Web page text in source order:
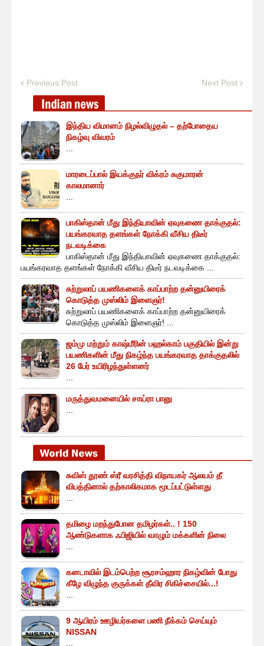
Previous Post Next Post
இந்திய விமானம் நிழல்விழுதல் – தற்போதைய
நிகழ்வு விவரம்
மாரடைப்பால் இயக்குநர் விக்ரம் சுகுமாரன்
காலமானார்
பாகிஸ்தான் மீது இந்தியாவின் ஏவுகணை தாக்குதல்:
பயங்கரவாத தளங்கள் நோக்கி வீசிய திடீர்
நடவடிக்கை
பாகிஸ்தான் மீது இந்தியாவின் ஏவுகணை தாக்குதல்:
பயங்கரவாத தளங்கள் நோக்கி வீசிய திடீர் நடவடிக்கை ...
சுற்றுலாப் பயணிகளைக் காப்பாற்ற தன்னுயிரைக்
கொடுத்த முஸ்லிம் இளைஞர்!
சுற்றுலாப் பயணிகளைக் காப்பாற்ற தன்னுயிரைக்
கொடுத்த முஸ்லிம் இளைஞர்! ...
ஜம்மு மற்றும் காஷ்மீரின் பஹல்காம் பகுதியில் இன்று
பயணிகளின் மீது நிகழ்ந்த பயங்கரவாத தாக்குதலில்
26 பேர் உயிரிழந்துள்ளனர்
மருத்துவமனையில் சாய்ரா பானு
சுவிஸ் தூண் ஸ்ரீ வரசித்தி விநாயகர் ஆலயம் தீ
விபத்தினால் தற்காலிகமாக மூடப்பட்டுள்ளது
தமிழை மறந்துபோன தமிழர்கள்.. ! 150
ஆண்டுகளாக ஃபிஜியில் வாழும் மக்களின் நிலை
கனடாவில் இடம்பெற்ற சூரசம்ஹார நிகழ்வின் போது
கீழே விழுந்த குருக்கள் தீவிர சிகிச்சையில்...!
9 ஆயிரம் ஊழியர்களை பணி நீக்கம் செய்யும்
NISSAN